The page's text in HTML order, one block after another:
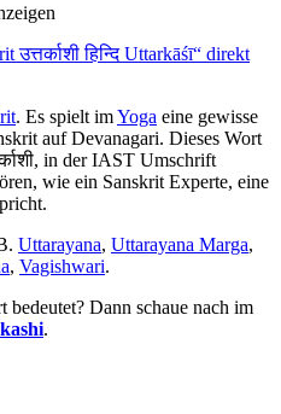
हिन्दि Uttarkāśī“ direkt
. Es spielt imYoga eine gewisse
auf Devanagari. Dieses Wort
in der IAST Umschrift
wie ein Sanskrit Experte, eine
Uttarayana, Uttarayana Marga,
, Vagishwari.
bedeutet? Dann schaue nach im
.